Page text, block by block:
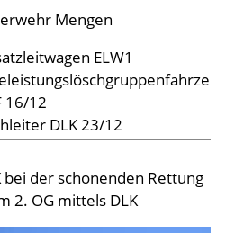
Mengen
ELW1
16/12
DLK 23/12
der schonenden Rettung
2. OG mittels DLK